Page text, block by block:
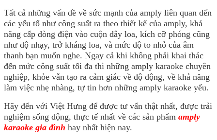
Tất cả những vấn đề về sức mạnh của amply liên quan đến
các yếu tố như công suất ra theo thiết kế của amply, khả
năng cấp dòng điện vào cuộn dây loa, kích cỡ phóng cũng
như độ nhạy, trở kháng loa, và mức độ to nhỏ của âm
thanh bạn muốn nghe. Ngay cả khi không phải khai thác
đến mức công suất tối đa thì những amply karaoke chuyên
nghiệp, khỏe vẫn tạo ra cảm giác về độ động, về khả năng
làm việc nhẹ nhàng, tự tin hơn những amply karaoke yếu.
Hãy đến với Việt Hưng để được tư vấn thật nhất, được trải
nghiệm sống động, thực tế nhất về các sản phẩm amply
karaoke gia đình hay nhất hiện nay.